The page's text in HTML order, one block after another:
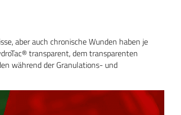
aber auch chronische Wunden haben je
transparent, dem transparenten
während der Granulations- und